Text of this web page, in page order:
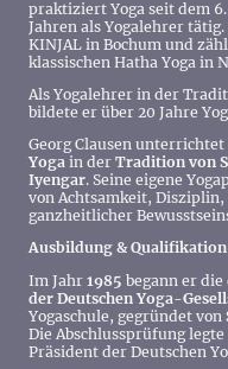
praktiziert Yoga seit dem
Jahren als Yogalehrer
KINJAL in Bochum und
klassischen Hatha Yoga in
Als Yogalehrer in der
bildete er über 20 Jahre
Georg Clausen unterrichtet
Yoga in der Tradition von
Iyengar. Seine eigene
von Achtsamkeit,
ganzheitlicher
Ausbildung & Qualifikation
Im Jahr 1985 begann er
der Deutschen Yoga-
Yogaschule, gegründet von
Die Abschlussprüfung legte
Präsident der Deutschen